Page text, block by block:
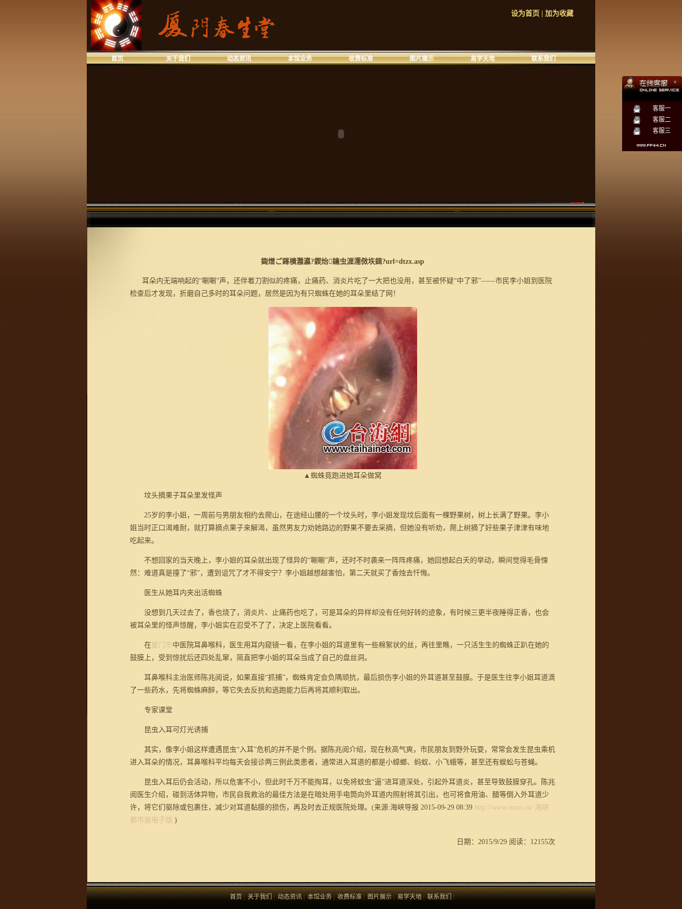
设为首页 加为收藏
首页 关于我们 动态资讯 本馆业务 收费标准 图片展示 易学天地 联系我们
鍧熷ご鎽樻灉瀛?鍥炲鑰虫湹濡傚垁鍓?url=dtzx.asp
耳朵内无端响起的“唰唰”声，还伴着刀割似的疼痛，止痛药、消炎片吃了一大把也没用，甚至被怀疑“中了邪”——市民李小姐到医院
检查后才发现，折磨自己多时的耳朵问题，居然是因为有只蜘蛛在她的耳朵里结了网！
▲蜘蛛竟跑进她耳朵做窝
坟头摘果子耳朵里发怪声
25岁的李小姐，一周前与男朋友相约去爬山，在途经山腰的一个坟头时，李小姐发现坟后面有一棵野果树，树上长满了野果。李小
姐当时正口渴难耐，就打算摘点果子来解渴，虽然男友力劝她路边的野果不要去采摘，但她没有听劝，爬上树摘了好些果子津津有味地
吃起来。
不想回家的当天晚上，李小姐的耳朵就出现了怪异的“唰唰”声，还时不时袭来一阵阵疼痛，她回想起白天的举动，瞬间觉得毛骨悚
然：难道真是撞了“邪”，遭到诅咒了才不得安宁？李小姐越想越害怕，第二天就买了香烛去忏悔。
医生从她耳内夹出活蜘蛛
没想到几天过去了，香也烧了，消炎片、止痛药也吃了，可是耳朵的异样却没有任何好转的迹象，有时候三更半夜睡得正香，也会
被耳朵里的怪声惊醒，李小姐实在忍受不了了，决定上医院看看。
在 厦门市中医院耳鼻喉科，医生用耳内窥镜一看，在李小姐的耳道里有一些棉絮状的丝，再往里瞧，一只活生生的蜘蛛正趴在她的
鼓膜上，受到惊扰后还四处乱窜，简直把李小姐的耳朵当成了自己的盘丝洞。
耳鼻喉科主治医师陈兆阅说，如果直接“抓捕”，蜘蛛肯定会负隅顽抗，最后损伤李小姐的外耳道甚至鼓膜。于是医生往李小姐耳道滴
了一些药水，先将蜘蛛麻醉，等它失去反抗和逃跑能力后再将其顺利取出。
专家课堂
昆虫入耳可灯光诱捕
其实，像李小姐这样遭遇昆虫“入耳”危机的并不是个例。据陈兆阅介绍，现在秋高气爽，市民朋友到野外玩耍，常常会发生昆虫乘机
进入耳朵的情况，耳鼻喉科平均每天会接诊两三例此类患者，通常进入耳道的都是小蟑螂、蚂蚁、小飞蛾等，甚至还有蜈蚣与苍蝇。
昆虫入耳后仍会活动，所以危害不小，但此时千万不能掏耳，以免将蚊虫“逼”进耳道深处，引起外耳道炎，甚至导致鼓膜穿孔。陈兆
阅医生介绍，碰到活体异物，市民自我救治的最佳方法是在暗处用手电筒向外耳道内照射将其引出，也可将食用油、醋等倒入外耳道少
许，将它们驱除或包裹住，减少对耳道黏膜的损伤，再及时去正规医院处理。(来源:海峡导报 2015-09-29 08:39 http://www.mnw.cn/ 海峡
都市报电子版 )
日期：2015/9/29 阅读：12155次
首页|关于我们|动态资讯|本馆业务|收费标准|图片展示|易学天地|联系我们|
×
客服一
客服二
客服三